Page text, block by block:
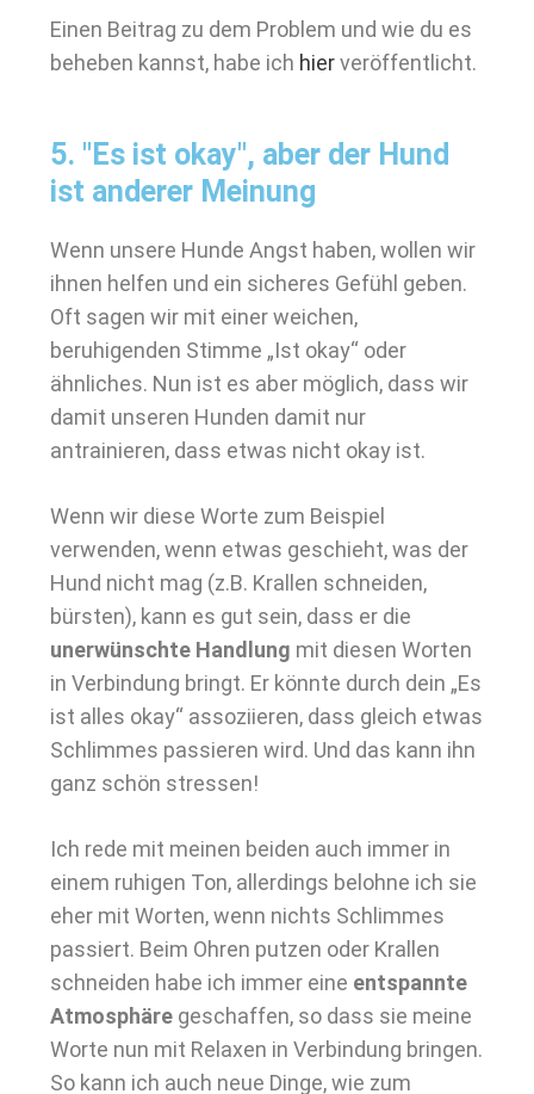
Einen Beitrag zu dem Problem und wie du es
beheben kannst, habe ich hierveröffentlicht.
5. "Es ist okay", aber der Hund
ist anderer Meinung
Wenn unsere Hunde Angst haben, wollen wir
ihnen helfen und ein sicheres Gefühl geben.
Oft sagen wir mit einer weichen,
beruhigenden Stimme „Ist okay“ oder
ähnliches. Nun ist es aber möglich, dass wir
damit unseren Hunden damit nur
antrainieren, dass etwas nicht okay ist.
Wenn wir diese Worte zum Beispiel
verwenden, wenn etwas geschieht, was der
Hund nicht mag (z.B. Krallen schneiden,
bürsten), kann es gut sein, dass er die
unerwünschte Handlung mit diesen Worten
in Verbindung bringt. Er könnte durch dein „Es
ist alles okay“ assoziieren, dass gleich etwas
Schlimmes passieren wird. Und das kann ihn
ganz schön stressen!
Ich rede mit meinen beiden auch immer in
einem ruhigen Ton, allerdings belohne ich sie
eher mit Worten, wenn nichts Schlimmes
passiert. Beim Ohren putzen oder Krallen
schneiden habe ich immer eine entspannte
Atmosphäre geschaffen, so dass sie meine
Worte nun mit Relaxen in Verbindung bringen.
So kann ich auch neue Dinge, wie zum